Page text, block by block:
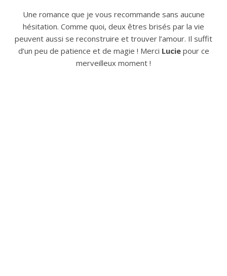
Une romance que je vous recommande sans aucune
hésitation. Comme quoi, deux êtres brisés par la vie
peuvent aussi se reconstruire et trouver l’amour. Il suffit
d’un peu de patience et de magie ! Merci Luciepour ce
merveilleux moment !